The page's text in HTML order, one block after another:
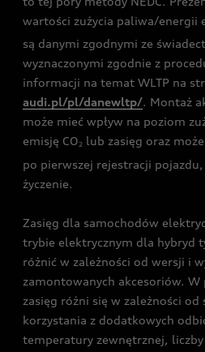
wartości zużycia paliwa/energii
są danymi zgodnymi ze
wyznaczonymi zgodnie z
informacji na temat WLTP na
audi.pl/pl/danewltp/. Montaż
może mieć wpływ na poziom
emisję CO2 lub zasięg oraz
po pierwszej rejestracji pojazdu,
życzenie.
Zasięg dla samochodów
trybie elektrycznym dla hybryd
różnić w zależności od wersji i
zamontowanych akcesoriów. W
zasięg różni się w zależności
korzystania z dodatkowych
temperatury zewnętrznej, liczby